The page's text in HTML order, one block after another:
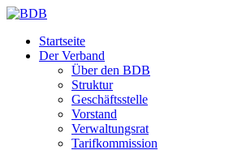
Startseite
Der Verband
Über den BDB
Struktur
Geschäftsstelle
Vorstand
Verwaltungsrat
Tarifkommission